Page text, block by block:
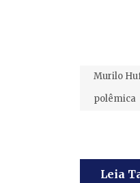
Murilo
polêmica
Leia